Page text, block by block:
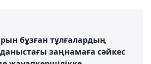
бұзған тұлғалардың
заңнамаға сәйкес